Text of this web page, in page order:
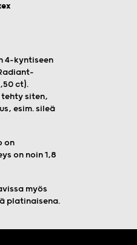
4-kyntiseen
ct).
tehty siten,
esim. sileä
on
on noin 1,8
myös
platinaisena.